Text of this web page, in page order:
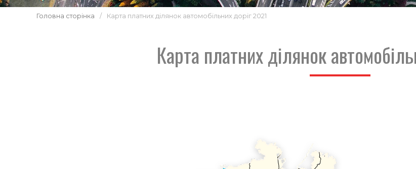
Головна сторінка / Карта платних ділянок автомобільних доріг 2021
Карта платних ділянок